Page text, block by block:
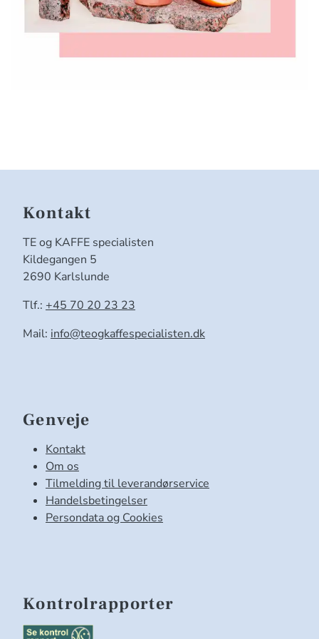
Kontakt
TE og KAFFE specialisten
Kildegangen 5
2690 Karlslunde
Tlf.: +45 70 20 23 23
Mail: info@teogkaffespecialisten.dk
Genveje
Kontakt
Om os
Tilmelding til leverandørservice
Handelsbetingelser
Persondata og Cookies
Kontrolrapporter